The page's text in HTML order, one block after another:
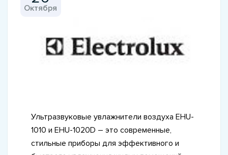
Октября
Ультразвуковые увлажнители воздуха EHU-
1010 и EHU-1020D – это современные,
стильные приборы для эффективного и